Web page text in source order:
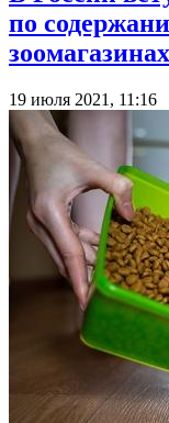
по
зоомагазинах
19 июля 2021, 11:16